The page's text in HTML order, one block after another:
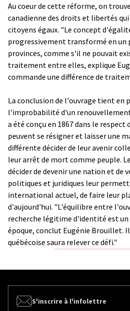
Au coeur de cette réforme, on
canadienne des droits et libertés
citoyens égaux. "Le concept
progressivement transformé en un
provinces, comme s'il ne pouvait
traitement entre elles, explique
commande une différence de
La conclusion de l'ouvrage tient en
l'improbabilité d'un
a été conçu en 1867 dans le respect
peuvent se résigner et laisser une
différente décider de leur avenir
leur arrêt de mort comme peuple.
décider de devenir une nation et de
politiques et juridiques leur
international actuel, de faire leur
d'aujourd'hui. "L'équilibre entre
recherche légitime d'identité est un
époque, conclut Eugénie Brouillet.
québécoise saura relever ce défi."
S'inscrire à l'infolettre